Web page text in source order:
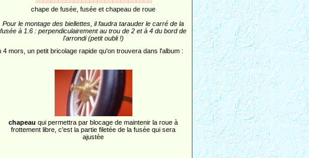
chape de fusée, fusée et chapeau de roue
Pour le montage des biellettes, il faudra tarauder le carré de la
fusée à 1.6 : perpendiculairement au trou de 2 et à 4 du bord de
l'arrondi (petit oubli !)
mors, un petit bricolage rapide qu'on trouvera dans l'album :
chapeau qui permettra par blocage de maintenir la roue à
frottement libre, c'est la partie filetée de la fusée qui sera
ajustée